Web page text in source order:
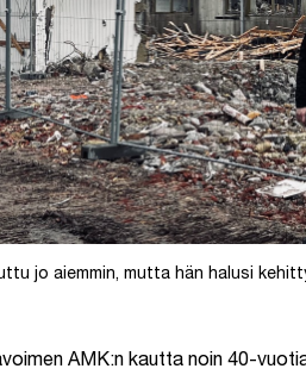
jo aiemmin, mutta hän halusi
AMK:n kautta noin 40-